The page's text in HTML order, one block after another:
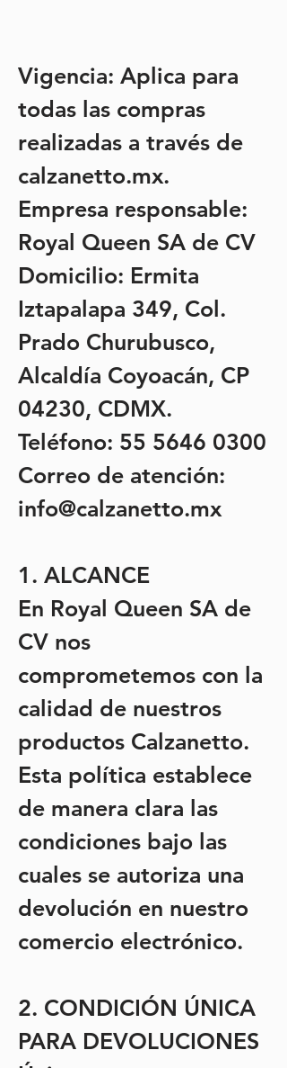
Vigencia: Aplica para
todas las compras
realizadas a través de
calzanetto.mx.
Empresa responsable:
Royal Queen SA de CV
Domicilio: Ermita
Iztapalapa 349, Col.
Prado Churubusco,
Alcaldía Coyoacán, CP
04230, CDMX.
Teléfono: 55 5646 0300
Correo de atención:
info@calzanetto.mx
1. ALCANCE
En Royal Queen SA de
CV nos
comprometemos con la
calidad de nuestros
productos Calzanetto.
Esta política establece
de manera clara las
condiciones bajo las
cuales se autoriza una
devolución en nuestro
comercio electrónico.
2. CONDICIÓN ÚNICA
PARA DEVOLUCIONES